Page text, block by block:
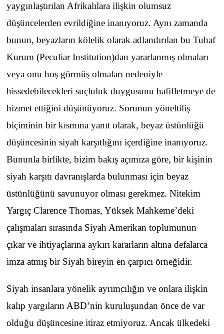
yaygınlaştırılan Afrikalılara ilişkin olumsuz
düşüncelerden evrildiğine inanıyoruz. Aynı zamanda
bunun, beyazların kölelik olarak adlandırılan bu Tuhaf
Kurum (Peculiar Institution)dan yararlanmış olmaları
veya onu hoş görmüş olmaları nedeniyle
hissedebilecekleri suçluluk duygusunu hafifletmeye de
hizmet ettiğini düşünüyoruz. Sorunun yöneltiliş
biçiminin bir kısmına yanıt olarak, beyaz üstünlüğü
düşüncesinin siyah karşıtlığını içerdiğine inanıyoruz.
Bununla birlikte, bizim bakış açımıza göre, bir kişinin
siyah karşıtı davranışlarda bulunması için beyaz
üstünlüğünü savunuyor olması gerekmez. Nitekim
Yargıç Clarence Thomas, Yüksek Mahkeme’deki
çalışmaları sırasında Siyah Amerikan toplumunun
çıkar ve ihtiyaçlarına aykırı kararların altına defalarca
imza atmış bir Siyah bireyin en çarpıcı örneğidir.
Siyah insanlara yönelik ayrımcılığın ve onlara ilişkin
kalıp yargıların ABD’nin kuruluşundan önce de var
olduğu düşüncesine itiraz etmiyoruz. Ancak ülkedeki